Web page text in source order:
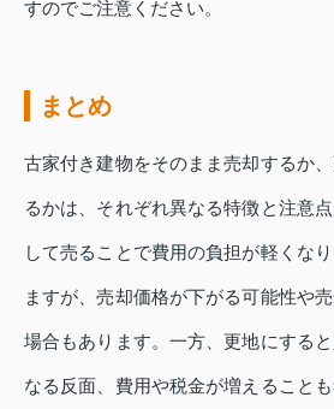
すのでご注意ください。
まとめ
古家付き建物をそのまま売却するか
るかは、それぞれ異なる特徴と注意
して売ることで費用の負担が軽くな
ますが、売却価格が下がる可能性や
場合もあります。一方、更地にする
なる反面、費用や税金が増えること